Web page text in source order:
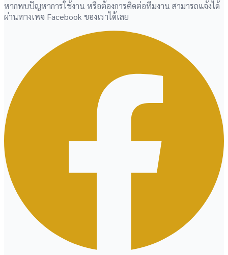
หากพบปัญหาการใช้งาน หรือต้องการติดต่อทีมงาน สามารถแจ้งได้
ผ่านทางเพจ Facebook ของเราได้เลย